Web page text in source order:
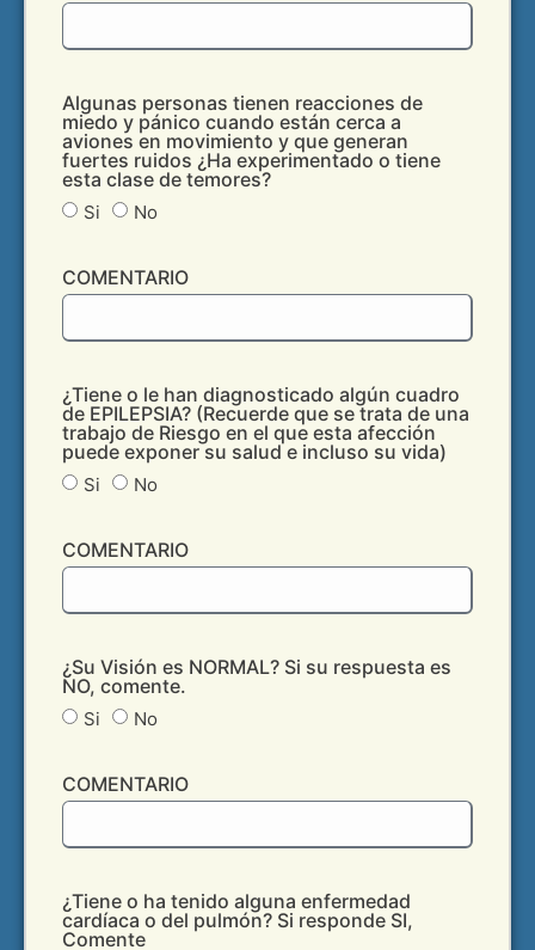
Algunas personas tienen reacciones de
miedo y pánico cuando están cerca a
aviones en movimiento y que generan
fuertes ruidos ¿Ha experimentado o tiene
esta clase de temores?
Si No
COMENTARIO
¿Tiene o le han diagnosticado algún cuadro
de EPILEPSIA? (Recuerde que se trata de una
trabajo de Riesgo en el que esta afección
puede exponer su salud e incluso su vida)
Si No
COMENTARIO
¿Su Visión es NORMAL? Si su respuesta es
NO, comente.
Si No
COMENTARIO
¿Tiene o ha tenido alguna enfermedad
cardíaca o del pulmón? Si responde SI,
Comente